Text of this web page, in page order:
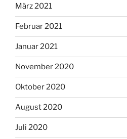
März 2021
Februar 2021
Januar 2021
November 2020
Oktober 2020
August 2020
Juli 2020